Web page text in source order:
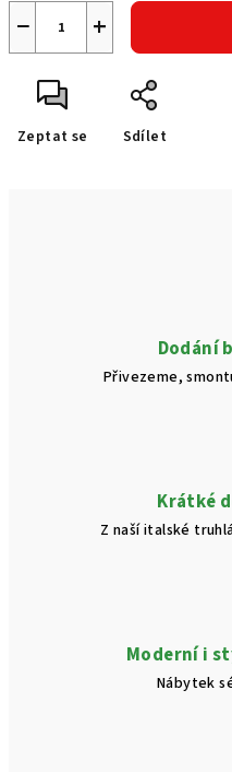
+
−
Zeptat se Sdílet
Dodání
Přivezeme,
Krátké
Z naší italské
Moderní i
Nábytek